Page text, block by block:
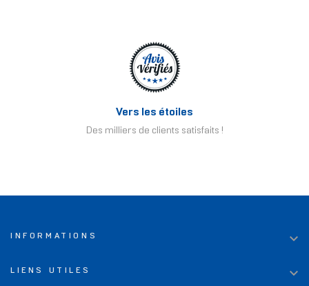
Vers les étoiles
Des milliers de clients satisfaits !
INFORMATIONS 
LIENS UTILES 